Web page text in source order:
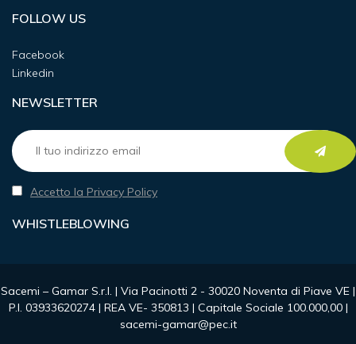
FOLLOW US
Facebook
Linkedin
NEWSLETTER
Accetto la Privacy Policy
WHISTLEBLOWING
Sacemi – Gamar S.r.l. | Via Pacinotti 2 - 30020 Noventa di Piave VE |
P.I. 03933620274 | REA VE- 350813 | Capitale Sociale 100.000,00 |
sacemi-gamar@pec.it